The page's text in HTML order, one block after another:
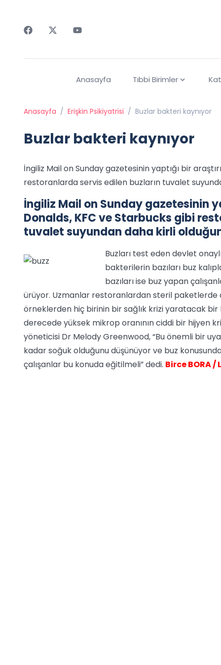
Anasayfa Tıbbi Birimler
Anasayfa / Erişkin Psikiyatrisi / Buzlar bakteri kaynıyor
Buzlar bakteri kaynıyor
İngiliz Mail on Sunday gazetesinin yaptığı bir
restoranlarda servis edilen buzların tuvalet
İngiliz Mail on Sunday gazetesinin
Donalds, KFC ve Starbucks gibi
tuvalet suyundan daha kirli
Buzları test eden devlet
bakterilerin bazıları buz
bazıları ise buz yapan
ürüyor. Uzmanlar restoranlardan steril paketlerde
örneklerden hiç birinin bir sağlık krizi yaratacak
derecede yüksek mikrop oranının ciddi bir hijyen
yöneticisi Dr Melody Greenwood, “Bu önemli bir
kadar soğuk olduğunu düşünüyor ve buz
çalışanlar bu konuda eğitilmeli” dedi. Birce BORA /